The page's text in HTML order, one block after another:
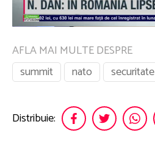
AFLA MAI MULTE DESPRE
summit
nato securitate
Distribuie: